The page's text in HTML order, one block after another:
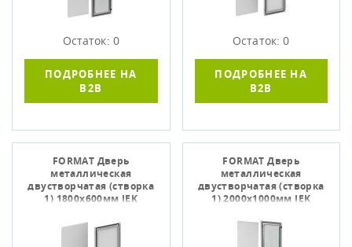
Остаток: 0
ПОДРОБНЕЕ НА
B2B
Остаток: 0
ПОДРОБНЕЕ НА
B2B
FORMAT Дверь
металлическая
двустворчатая (створка
1) 1800х600мм IEK
FORMAT Дверь
металлическая
двустворчатая (створка
1) 2000х1000мм IEK